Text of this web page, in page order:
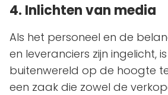
4. Inlichten van media
Als het personeel en de
en leveranciers zijn ingelicht,
buitenwereld op de hoogte te
een zaak die zowel de